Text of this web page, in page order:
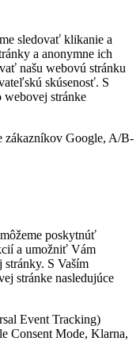
sledovať klikanie a
a anonymne ich
našu webovú stránku
skúsenosť. S
webovej stránke
zákazníkov Google, A/B-
poskytnúť
a umožniť Vám
stránky. S Vaším
stránke nasledujúce
Event Tracking)
Consent Mode, Klarna,